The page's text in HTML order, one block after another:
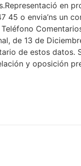
en
45 o envia’ns un
de 13 de
de estos datos.
y oposición